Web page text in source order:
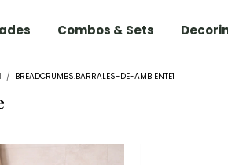
Combos & Sets
/ BREADCRUMBS.BARRALES-DE-AMBIENTE1